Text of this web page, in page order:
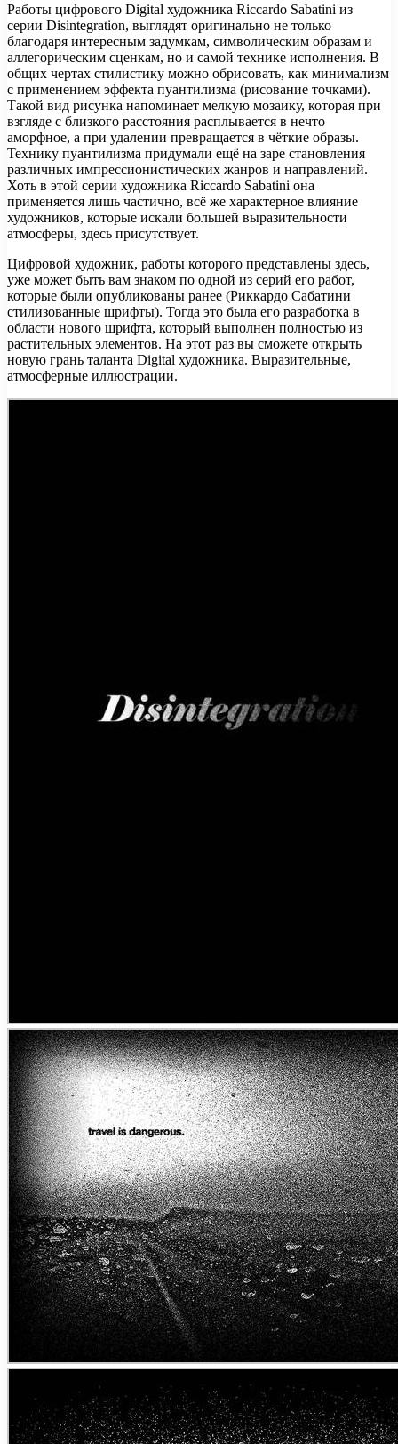
Работы цифрового Digital художника Riccardo Sabatini из
серии Disintegration, выглядят оригинально не только
благодаря интересным задумкам, символическим образам и
аллегорическим сценкам, но и самой технике исполнения. В
общих чертах стилистику можно обрисовать, как минимализм
с применением эффекта пуантилизма (рисование точками).
Такой вид рисунка напоминает мелкую мозаику, которая при
взгляде с близкого расстояния расплывается в нечто
аморфное, а при удалении превращается в чёткие образы.
Технику пуантилизма придумали ещё на заре становления
различных импрессионистических жанров и направлений.
Хоть в этой серии художника Riccardo Sabatini она
применяется лишь частично, всё же характерное влияние
художников, которые искали большей выразительности
атмосферы, здесь присутствует.
Цифровой художник, работы которого представлены здесь,
уже может быть вам знаком по одной из серий его работ,
которые были опубликованы ранее (Риккардо Сабатини
стилизованные шрифты). Тогда это была его разработка в
области нового шрифта, который выполнен полностью из
растительных элементов. На этот раз вы сможете открыть
новую грань таланта Digital художника. Выразительные,
атмосферные иллюстрации.